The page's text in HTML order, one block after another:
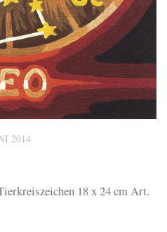
2014
18 x 24 cm Art.